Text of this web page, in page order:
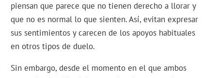
piensan que parece que no tienen derecho a llorar y
que no es normal lo que sienten. Así, evitan expresar
sus sentimientos y carecen de los apoyos habituales
en otros tipos de duelo.
Sin embargo, desde el momento en el que ambos